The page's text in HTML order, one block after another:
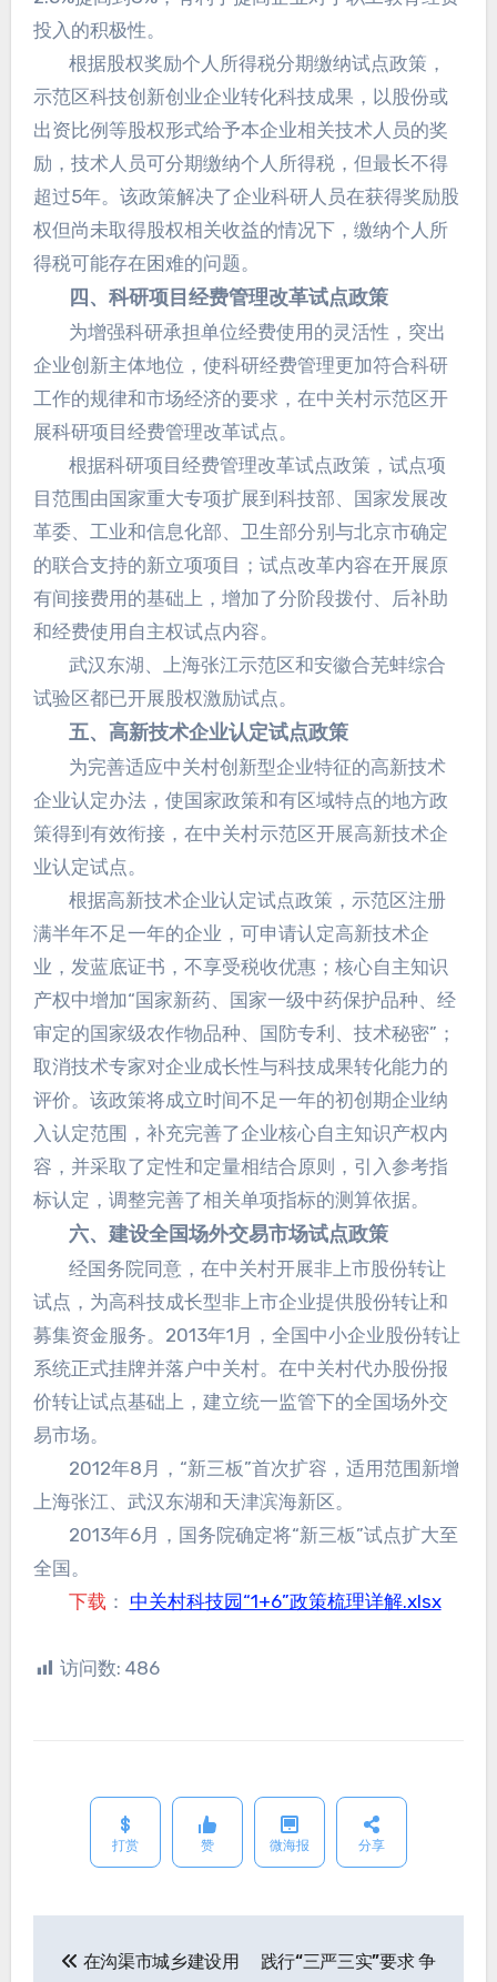
投入的积极性。
根据股权奖励个人所得税分期缴纳试点政策，
示范区科技创新创业企业转化科技成果，以股份或
出资比例等股权形式给予本企业相关技术人员的奖
励，技术人员可分期缴纳个人所得税，但最长不得
超过5年。该政策解决了企业科研人员在获得奖励股
权但尚未取得股权相关收益的情况下，缴纳个人所
得税可能存在困难的问题。
四、科研项目经费管理改革试点政策
为增强科研承担单位经费使用的灵活性，突出
企业创新主体地位，使科研经费管理更加符合科研
工作的规律和市场经济的要求，在中关村示范区开
展科研项目经费管理改革试点。
根据科研项目经费管理改革试点政策，试点项
目范围由国家重大专项扩展到科技部、国家发展改
革委、工业和信息化部、卫生部分别与北京市确定
的联合支持的新立项项目；试点改革内容在开展原
有间接费用的基础上，增加了分阶段拨付、后补助
和经费使用自主权试点内容。
武汉东湖、上海张江示范区和安徽合芜蚌综合
试验区都已开展股权激励试点。
五、高新技术企业认定试点政策
为完善适应中关村创新型企业特征的高新技术
企业认定办法，使国家政策和有区域特点的地方政
策得到有效衔接，在中关村示范区开展高新技术企
业认定试点。
根据高新技术企业认定试点政策，示范区注册
满半年不足一年的企业，可申请认定高新技术企
业，发蓝底证书，不享受税收优惠；核心自主知识
产权中增加“国家新药、国家一级中药保护品种、经
审定的国家级农作物品种、国防专利、技术秘密”；
取消技术专家对企业成长性与科技成果转化能力的
评价。该政策将成立时间不足一年的初创期企业纳
入认定范围，补充完善了企业核心自主知识产权内
容，并采取了定性和定量相结合原则，引入参考指
标认定，调整完善了相关单项指标的测算依据。
六、建设全国场外交易市场试点政策
经国务院同意，在中关村开展非上市股份转让
试点，为高科技成长型非上市企业提供股份转让和
募集资金服务。2013年1月，全国中小企业股份转让
系统正式挂牌并落户中关村。在中关村代办股份报
价转让试点基础上，建立统一监管下的全国场外交
易市场。
2012年8月，“新三板”首次扩容，适用范围新增
上海张江、武汉东湖和天津滨海新区。
2013年6月，国务院确定将“新三板”试点扩大至
全国。
下载 ： 中关村科技园“1+6”政策梳理详解.xlsx
访问数: 486
打赏 赞 微海报 分享
文 在沟渠市城乡建设用
践行“三严三实”要求 争